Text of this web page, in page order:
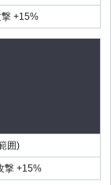
+15%
囲)
撃 +15%